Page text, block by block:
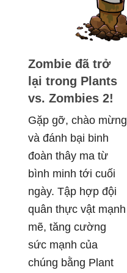
Zombie đã trở
lại trong Plants
vs. Zombies 2!
Gặp gỡ, chào mừng
và đánh bại binh
đoàn thây ma từ
bình minh tới cuối
ngày. Tập hợp đội
quân thực vật mạnh
mẽ, tăng cường
sức mạnh của
chúng bằng Plant